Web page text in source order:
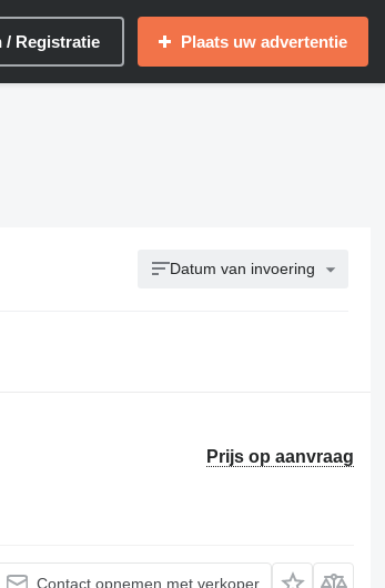
/ Registratie Plaats uw advertentie
Datum van invoering
Prijs op aanvraag
Contact opnemen met verkoper